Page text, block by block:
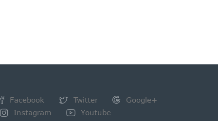
Facebook Twitter
Google+
Instagram
Youtube